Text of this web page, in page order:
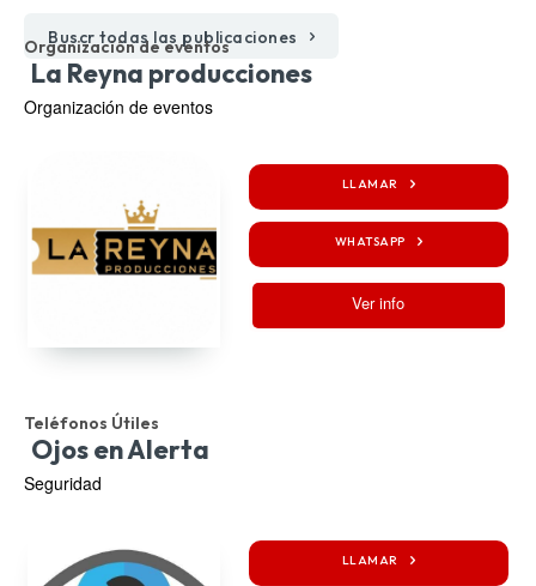
Buscr todas las publicaciones
Organización de eventos
La Reyna producciones
Organización de eventos
LLAMAR
WHATSAPP
Ver info
Teléfonos Útiles
Ojos en Alerta
Seguridad
LLAMAR